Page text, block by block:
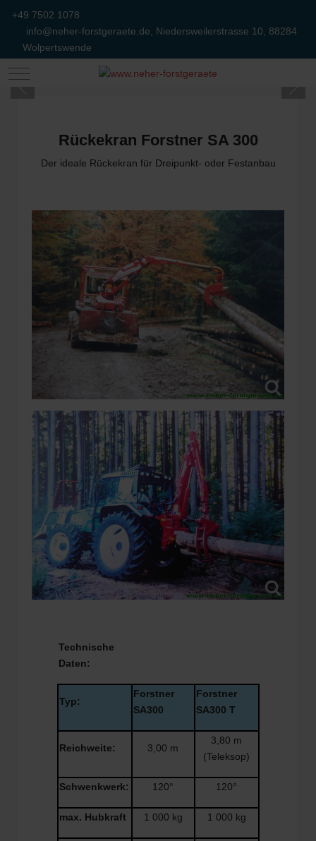
+49 7502 1078
info@neher-forstgeraete.de, Niedersweilerstrasse 10, 88284
Wolpertswende
Mobile Menu Toggle
Rückekran Forstner SA 300
Der ideale Rückekran für Dreipunkt- oder Festanbau
Technische
Daten:
Typ:
Forstner
SA300
Forstner
SA300 T
Reichweite: 3,00 m
3,80 m
(Teleksop)
Schwenkwerk: 120° 120°
max. Hubkraft 1 000 kg 1 000 kg